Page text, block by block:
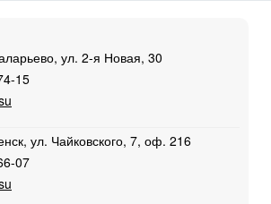
ул. 2-я Новая, 30
15
ул. Чайковского, 7, оф. 216
07